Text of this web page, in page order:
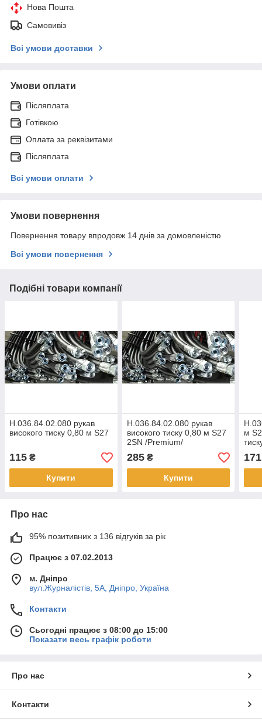
Нова Пошта
Самовивіз
Всі умови доставки
Умови оплати
Післяплата
Готівкою
Оплата за реквізитами
Післяплата
Всі умови оплати
Умови повернення
Повернення товару впродовж 14 днів за домовленістю
Всі умови повернення
Подібні товари компанії
Н.036.84.02.080 рукав
високого тиску 0,80 м S27
115 ₴
Купити
Н.036.84.02.080 рукав
високого тиску 0,80 м S27
2SN /Premium/
285₴
Купити
м
171
Про нас
95% позитивних з 136 відгуків за рік
Працює з 07.02.2013
м. Дніпро
вул.Журналістів, 5А, Дніпро, Україна
Контакти
Сьогодні працює з 08:00 до 15:00
Показати весь графік роботи
Про нас
Контакти